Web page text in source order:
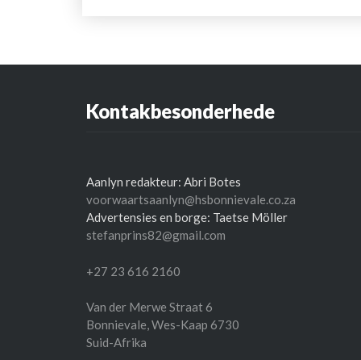
Kontakbesonderhede
Aanlyn redakteur: Abri Botes
voorwaartsaanlyn@hsbonnievale.co.za
Advertensies en borge: Taetse Möller
stefanprins82@gmail.com
+27 23 616 2160
Van der Merwe Straat 6
Bonnievale,Wes-Kaap 6730
Suid-Afrika